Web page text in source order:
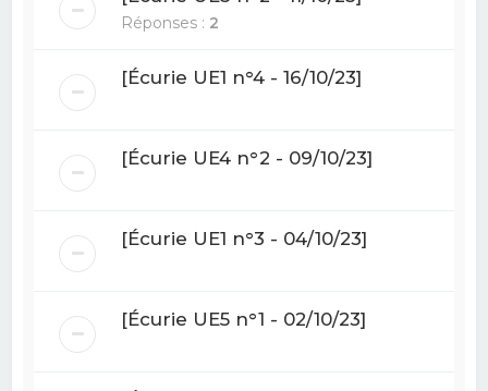
Réponses : 2
[Écurie UE1 n°4 - 16/10/23]
[Écurie UE4 n°2 - 09/10/23]
[Écurie UE1 n°3 - 04/10/23]
[Écurie UE5 n°1 - 02/10/23]